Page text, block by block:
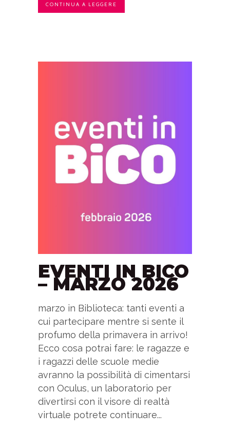
CONTINUA A LEGGERE
EVENTI IN BICO
– MARZO 2026
marzo in Biblioteca: tanti eventi a
cui partecipare mentre si sente il
profumo della primavera in arrivo!
Ecco cosa potrai fare: le ragazze e
i ragazzi delle scuole medie
avranno la possibilità di cimentarsi
con Oculus, un laboratorio per
divertirsi con il visore di realtà
virtuale potrete continuare...